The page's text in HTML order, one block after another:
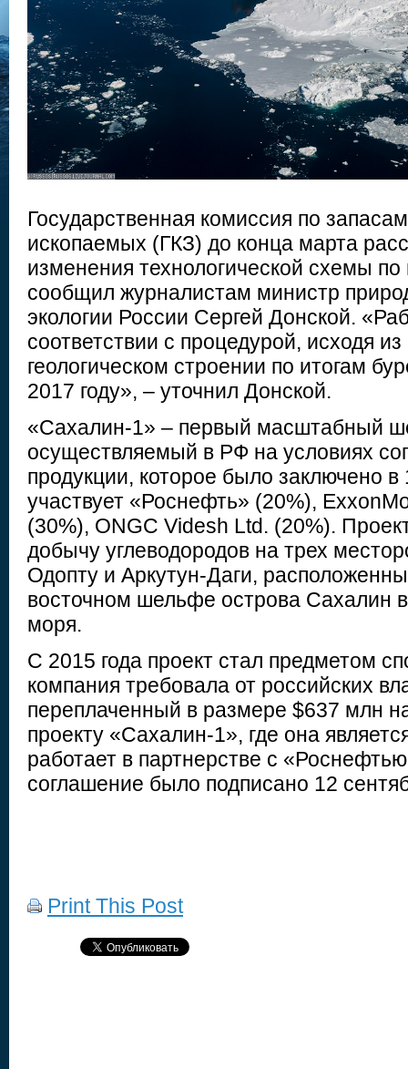
Государственная комиссия по
ископаемых (ГКЗ) до конца марта
изменения технологической схемы
сообщил журналистам министр
экологии России Сергей Донской.
соответствии с процедурой, исходя
геологическом строении по итогам
2017 году», – уточнил Донской.
«Сахалин-1» – первый масштабный
осуществляемый в РФ на условиях
продукции, которое было заключено в
участвует «Роснефть» (20%),
(30%), ONGC Videsh Ltd. (20%).
добычу углеводородов на трех
Одопту и Аркутун-Даги,
восточном шельфе острова Сахалин в
моря.
С 2015 года проект стал предметом
компания требовала от российских
переплаченный в размере $637 млн
проекту «Сахалин-1», где она
работает в партнерстве с
соглашение было подписано 12
Print This Post